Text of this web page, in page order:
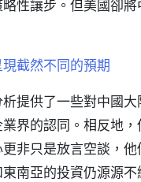
性讓步。但美國卻
截然不同的預期
析提供了一些對中國
界的認同。相反地
非只是放言空談，
南亞的投資仍源源不